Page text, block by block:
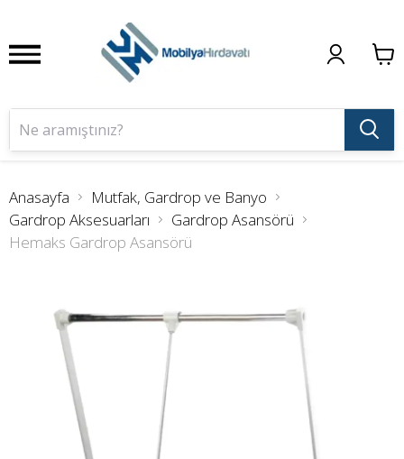
Anasayfa
Mutfak, Gardrop ve Banyo
Gardrop Aksesuarları
Gardrop Asansörü
Hemaks Gardrop Asansörü